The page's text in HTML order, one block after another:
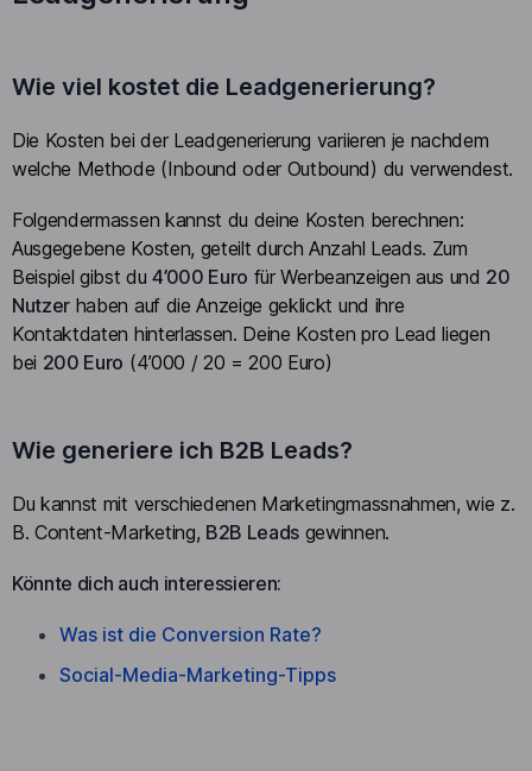
Wie viel kostet die Leadgenerierung?
Die Kosten bei der Leadgenerierung variieren je nachdem
welche Methode (Inbound oder Outbound) du verwendest.
Folgendermassen kannst du deine Kosten berechnen:
Ausgegebene Kosten, geteilt durch Anzahl Leads. Zum
Beispiel gibst du4’000 Euro für Werbeanzeigen aus und 20
Nutzer haben auf die Anzeige geklickt und ihre
Kontaktdaten hinterlassen. Deine Kosten pro Lead liegen
bei 200 Euro (4’000 / 20 = 200 Euro)
Wie generiere ich B2B Leads?
Du kannst mit verschiedenen Marketingmassnahmen, wie z.
B. Content-Marketing, B2B Leads gewinnen.
Könnte dich auch interessieren:
Was ist die Conversion Rate?
Social-Media-Marketing-Tipps